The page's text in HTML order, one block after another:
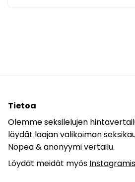
Tietoa
Olemme seksilelujen
löydät laajan valikoiman
Nopea & anonyymi vertailu.
Löydät meidät myös